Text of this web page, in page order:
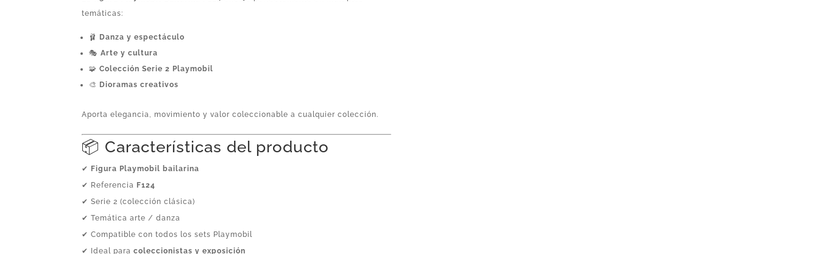
temáticas:
🩰 Danza y espectáculo
🎭Arte y cultura
🧩Colección Serie 2 Playmobil
🎨 Dioramas creativos
Aporta elegancia, movimiento y valor coleccionable a cualquier colección.
📦 Características del producto
✔ Figura Playmobil bailarina
✔ Referencia F124
✔ Serie 2 (colección clásica)
✔ Temática arte / danza
✔ Compatible con todos los sets Playmobil
✔ Ideal paracoleccionistas y exposición